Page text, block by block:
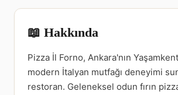
📖 Hakkında
Pizza İl Forno, Ankara'nın
modern İtalyan mutfağı deneyimi
restoran. Geleneksel odun fırın